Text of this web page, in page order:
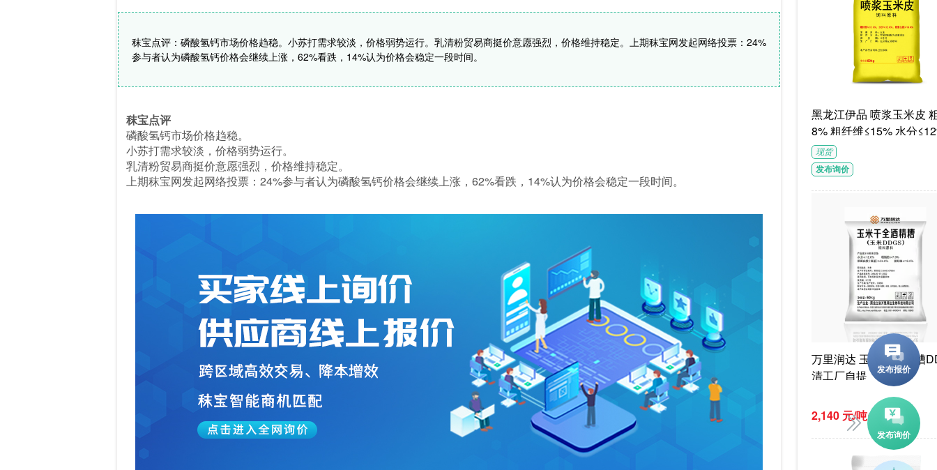
秣宝点评：磷酸氢钙市场价格趋稳。小苏打需求较淡，价格弱势运行。乳清粉贸易商挺价意愿强烈，价格维持稳定。上期秣宝网发起网络投票：24%
参与者认为磷酸氢钙价格会继续上涨，62%看跌，14%认为价格会稳定一段时间。
秣宝点评
磷酸氢钙市场价格趋稳。
小苏打需求较淡，价格弱势运行。
乳清粉贸易商挺价意愿强烈，价格维持稳定。
上期秣宝网发起网络投票：24%参与者认为磷酸氢钙价格会继续上涨，62%看跌，14%认为价格会稳定一段时间。
黑龙江伊品 喷浆玉米皮 粗蛋白≥1
8% 粗纤维≤15% 水分
G/袋饲料级褐色或浅褐
体
现货
发布询价
万里润达 玉米干酒精糟
清工厂自提
2,140 元/吨(参考价)